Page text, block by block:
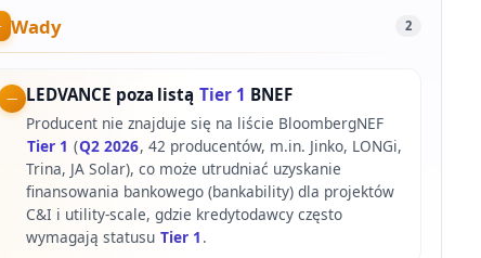
Wady 2
LEDVANCE poza listą Tier 1 BNEF
Producent nie znajduje się na liście BloombergNEF
Tier 1 (Q2 2026, 42 producentów, m.in. Jinko, LONGi,
Trina, JA Solar), co może utrudniać uzyskanie
finansowania bankowego (bankability) dla projektów
C&I i utility-scale, gdzie kredytodawcy często
wymagają statusu Tier 1 .